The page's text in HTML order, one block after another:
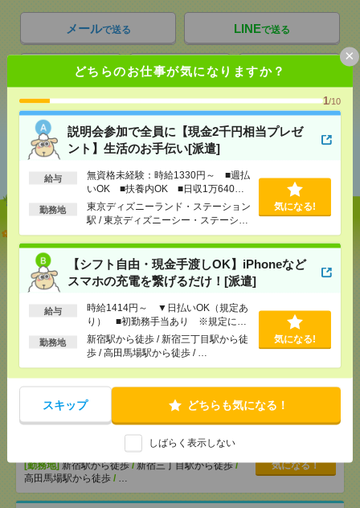
どちらのお仕事が気になりますか？
1/10
説明会参加で全員に【現金2千円相当プレゼ
ント】生活のお手伝い[派遣]
給与
無資格未経験：時給1330円～ ■週払
いOK ■扶養内OK ■日収1万640円
以上
勤務地
東京ディズニーランド・ステーション
駅 / 東京ディズニーシー・ステーショ
ン駅 / リゾートゲートウェイ・ステー
ション駅 / …
気になる!
【シフト自由・現金手渡しOK】iPhoneなど
スマホの充電を繋げるだけ！[派遣]
給与
時給1414円～ ▼日払いOK（規定あ
り） ■初勤務手当あり ※規定によ
る
勤務地
新宿駅から徒歩 / 新宿三丁目駅から徒
歩 / 高田馬場駅から徒歩 / …
気になる!
スキップ どちらも気になる！
しばらく表示しない
×
メールで送る LINEで送る
あなたの閲覧履歴からの
活のお手伝い[派遣]
[給 与]
無資格未経験：時給1330円～ ■週払い
OK ■扶養内OK ■日収1万640円以上
[交通費]交通費全額支給
東京ディズニーランド・ステーション駅/
東京ディズニーシー・ステーション駅/リゾートゲ
ートウェイ・ステーション駅/…
気になる！
【シフト自由・現金手渡しOK】iPhoneなどスマホの
充電を繋げるだけ！[派遣]
時給1414円～ ▼日払いOK（規定あ
り） ■初勤務手当あり ※規定による
[勤務地]新宿駅から徒歩/新宿三丁目駅から徒歩/
高田馬場駅から徒歩 / …
気になる！